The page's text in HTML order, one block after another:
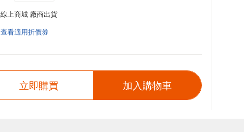
線上商城 廠商出貨
查看適用折價券
立即購買 加入購物車